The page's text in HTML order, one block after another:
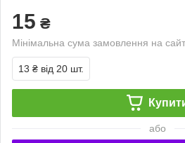
15 ₴
Мінімальна сума замовлення на
13 ₴ від 20 шт.
або